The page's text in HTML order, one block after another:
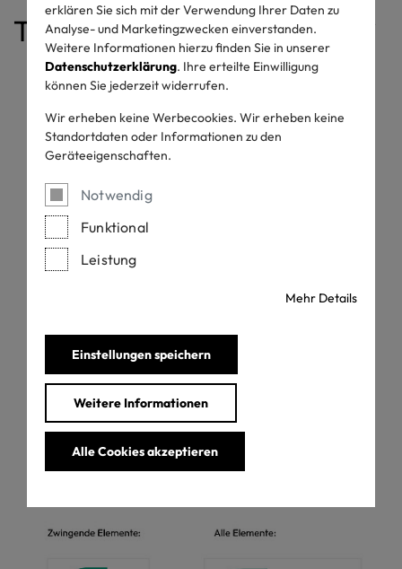
erklären Sie sich mit der Verwendung Ihrer Daten zu
Analyse- und Marketingzwecken einverstanden.
Weitere Informationen hierzu finden Sie in unserer
Datenschutzerklärung. Ihre erteilte Einwilligung
können Sie jederzeit widerrufen.
Wir erheben keine Werbecookies. Wir erheben keine
Standortdaten oder Informationen zu den
Geräteeigenschaften.
Notwendig
Funktional
Leistung
Mehr Details
Einstellungen speichern
Weitere Informationen
Alle Cookies akzeptieren
Table of contents
Label Elemente
Label Layout
Mindestgrößen
Mindestabstand & Platzierung
Farbvarianten
Farbwerte
Label Elemente
Labels werden von OEKO-TEX® als Kommunikationsmittel für
RESPONSIBLE BUSINESS zertifizierte Unternehmen
eingesetzt.
Jedes OEKO-TEX® Label muss folgende Komponenten
enthalten:
b. Informationen zur Rückverfolgbarkeit (Institut &
Der modulare Aufbau unserer Labels ermöglicht folgende
zusätzliche Informationen auf dem Etikett:
c. Institut, wenn der QR-Code gezeigt wird
d. Zertifikatsnummer, wenn der QR-Code gezeigt wird
e. QR-Code, wenn die Zertifikatsnummer gezeigt wird
f. Hinweis auf OEKO-TEX® Webseite